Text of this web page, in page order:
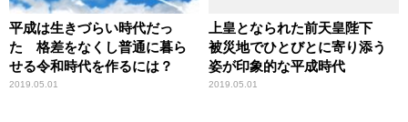
平成は生きづらい時代だっ
た 格差をなくし普通に暮ら
せる令和時代を作るには？
2019.05.01
上皇となられた前天皇陛下
被災地でひとびとに寄り添う
姿が印象的な平成時代
2019.05.01